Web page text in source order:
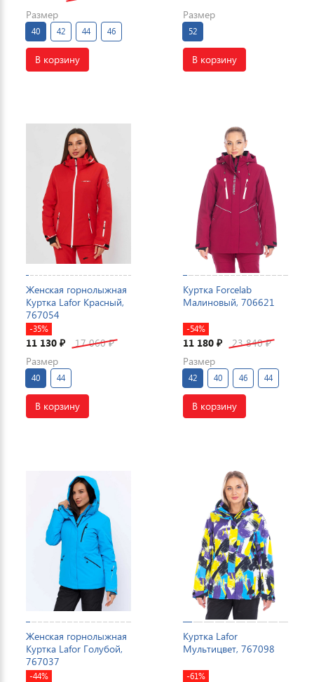
Размер
40 42 44 46
В корзину
Размер
52
В корзину
Женская горнолыжная
Куртка Lafor Красный,
767054
-35%
11 130 ₽ 17 060₽
Размер
40 44
В корзину
Куртка Forcelab
Малиновый, 706621
-54%
11 180 ₽ 23 840₽
Размер
42 40 46 44
В корзину
Женская горнолыжная
Куртка Lafor Голубой,
767037
-44%
Куртка Lafor
Мультицвет, 767098
-61%